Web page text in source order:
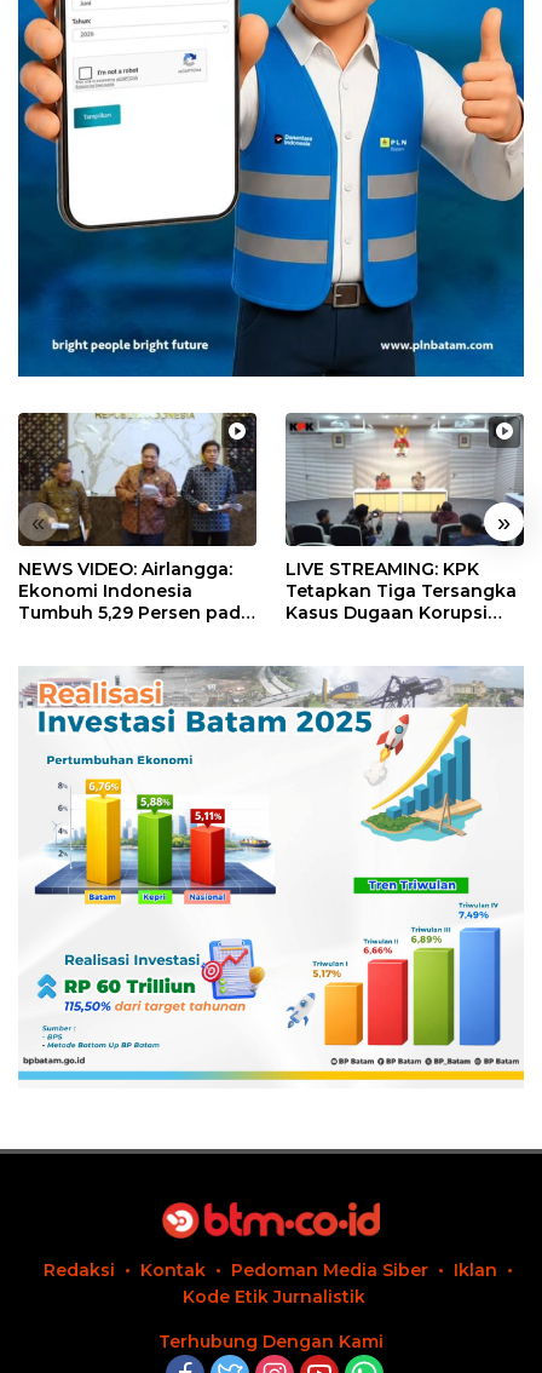
« »
NEWS VIDEO: Airlangga:
Ekonomi Indonesia
Tumbuh 5,29 Persen pada
LIVE STREAMING: KPK
Tetapkan Tiga Tersangka
Kasus Dugaan Korupsi
Redaksi Kontak Pedoman Media Siber
Iklan
Kode Etik Jurnalistik
Terhubung Dengan Kami